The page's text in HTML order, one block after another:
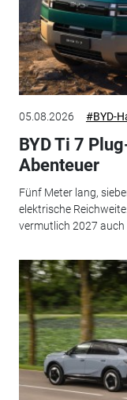
05.08.2026 #BYD-
BYD Ti 7
Abenteuer
Fünf Meter lang,
elektrische
vermutlich 2027 auch